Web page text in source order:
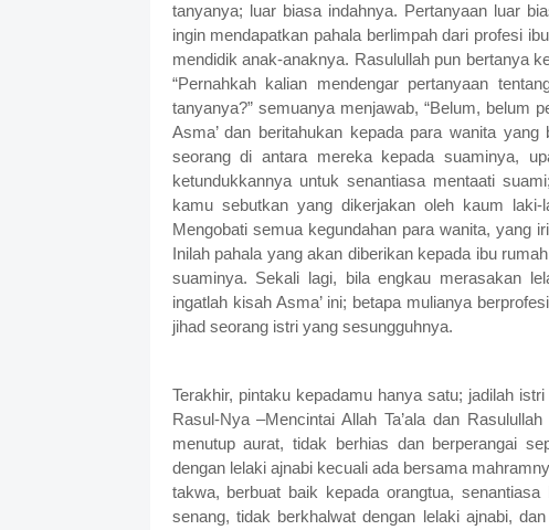
tanyanya; luar biasa indahnya. Pertanyaan luar
ingin mendapatkan pahala berlimpah dari profesi
mendidik anak-anaknya. Rasulullah pun bertanya
“Pernahkah kalian mendengar pertanyaan
tanyanya?” semuanya menjawab, “Belum, belum
Asma’ dan beritahukan kepada para wanita
seorang di antara mereka kepada suaminya,
ketundukkannya untuk senantiasa mentaati
kamu sebutkan yang dikerjakan oleh kaum
Mengobati semua kegundahan para wanita, yang
Inilah pahala yang akan diberikan kepada ibu
suaminya. Sekali lagi, bila engkau merasakan
ingatlah kisah Asma’ ini; betapa mulianya
jihad seorang istri yang sesungguhnya.
Terakhir, pintaku kepadamu hanya satu; jadilah
Rasul-Nya –Mencintai Allah Ta’ala dan
menutup aurat, tidak berhias dan berperangai
dengan lelaki ajnabi kecuali ada bersama
takwa, berbuat baik kepada orangtua,
senang, tidak berkhalwat dengan lelaki ajnabi,